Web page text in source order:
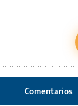
Comentarios